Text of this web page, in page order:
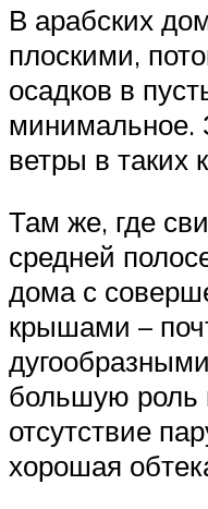
В арабских
плоскими,
осадков в
минимальное.
ветры в таких
Там же, где
средней
дома с
крышами –
большую роль
отсутствие
хорошая